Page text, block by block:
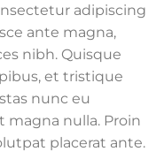
adipiscing
ante magna,
nibh. Quisque
et tristique
nunc eu
magna nulla. Proin
placerat ante.